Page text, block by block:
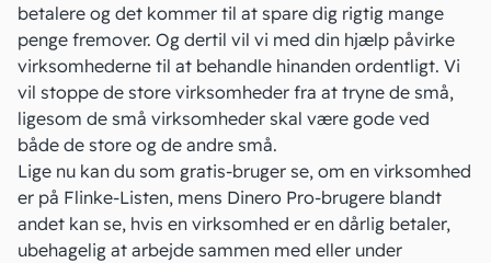
betalere og det kommer til at spare dig rigtig mange
penge fremover. Og dertil vil vi med din hjælp påvirke
virksomhederne til at behandle hinanden ordentligt. Vi
vil stoppe de store virksomheder fra at tryne de små,
ligesom de små virksomheder skal være gode ved
både de store og de andre små.
Lige nu kan du som gratis-bruger se, om en virksomhed
er på Flinke-Listen, mens Dinero Pro-brugere blandt
andet kan se, hvis en virksomhed er en dårlig betaler,
ubehagelig at arbejde sammen med eller under